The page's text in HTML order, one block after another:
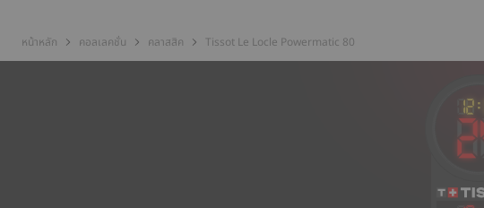
หน้าหลัก คอลเลคชั่น คลาสสิค Tissot Le Locle Powermatic 80